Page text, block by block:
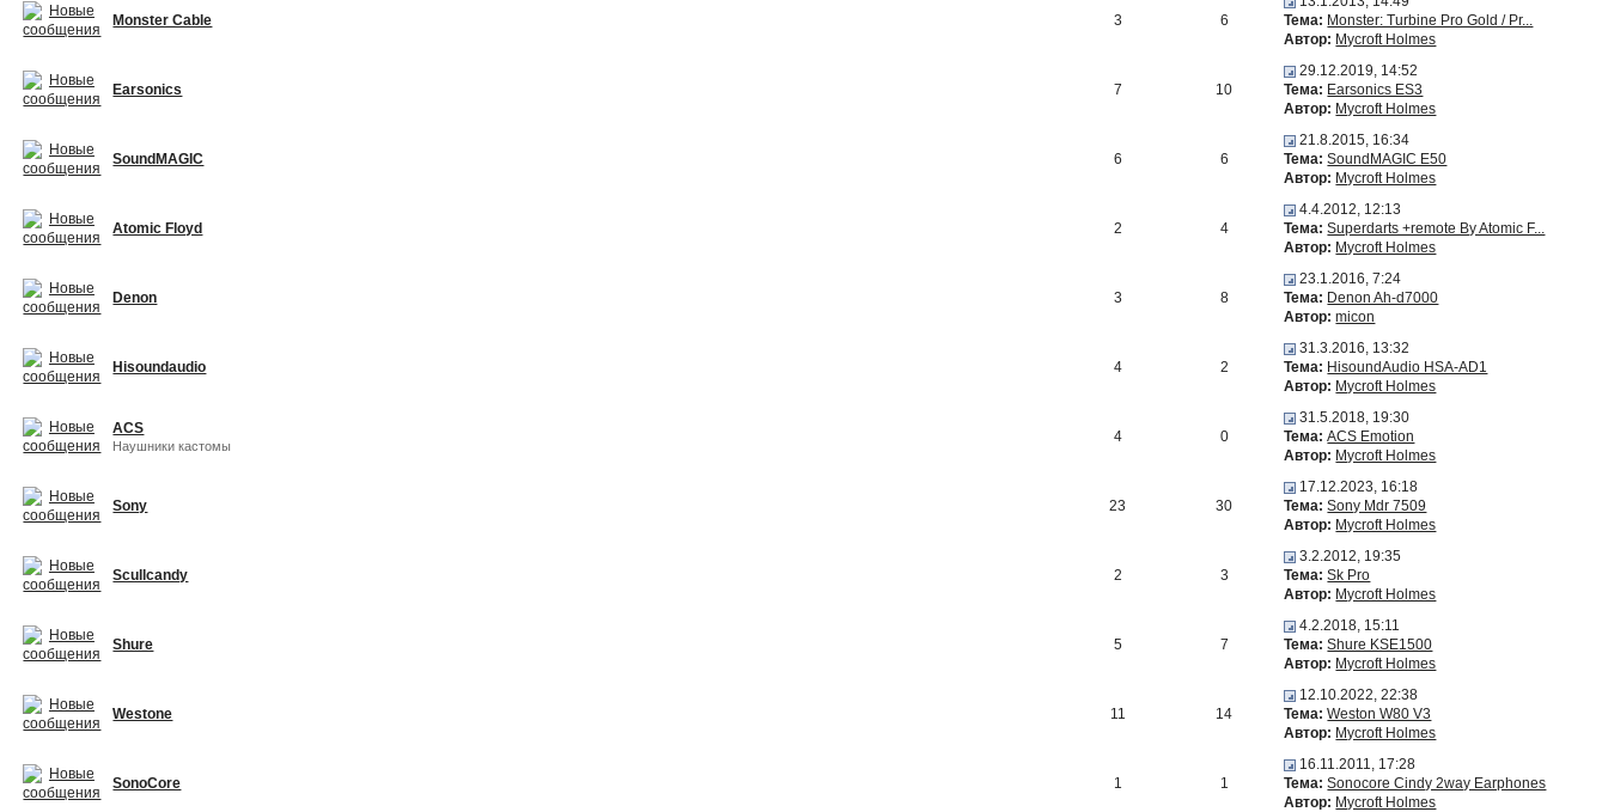
Monster Cable 3 6
Тема: Monster: Turbine Pro Gold / Pr...
Автор: Mycroft Holmes
Earsonics 7 10
29.12.2019, 14:52
Тема: Earsonics ES3
Автор: Mycroft Holmes
SoundMAGIC 6 6
21.8.2015, 16:34
Тема: SoundMAGIC E50
Автор: Mycroft Holmes
Atomic Floyd 2 4
4.4.2012, 12:13
Тема: Superdarts +remote By Atomic F...
Автор: Mycroft Holmes
Denon 3 8
23.1.2016, 7:24
Тема: Denon Ah-d7000
Автор: micon
Hisoundaudio 4 2
31.3.2016, 13:32
Тема: HisoundAudio HSA-AD1
Автор: Mycroft Holmes
ACS
Наушники кастомы
4 0
31.5.2018, 19:30
Тема: ACS Emotion
Автор: Mycroft Holmes
Sony 23 30
17.12.2023, 16:18
Тема: Sony Mdr 7509
Автор: Mycroft Holmes
Scullcandy 2 3
3.2.2012, 19:35
Тема: Sk Pro
Автор: Mycroft Holmes
Shure 5 7
4.2.2018, 15:11
Тема: Shure KSE1500
Автор: Mycroft Holmes
Westone 11 14
12.10.2022, 22:38
Тема: Weston W80 V3
Автор: Mycroft Holmes
SonoCore 1 1
16.11.2011, 17:28
Тема: Sonocore Cindy 2way Earphones
Автор: Mycroft Holmes